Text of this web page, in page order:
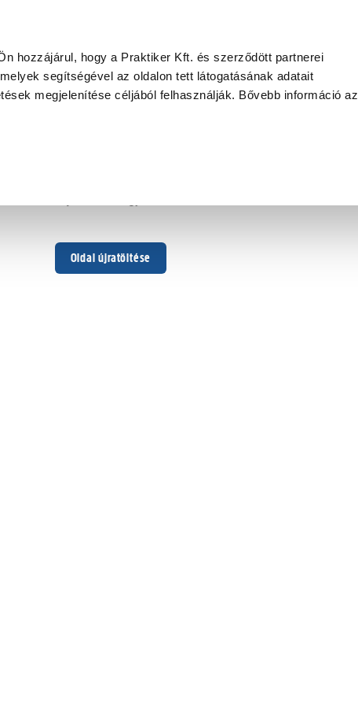
hozzájárul, hogy a Praktiker Kft. és szerződött partnerei
segítségével az oldalon tett látogatásának adatait
megjelenítése céljából felhasználják. Bővebb információ az
Oldal újratöltése